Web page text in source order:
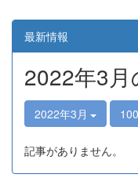
最新情報
2022年3
2022年3月
記事がありません。